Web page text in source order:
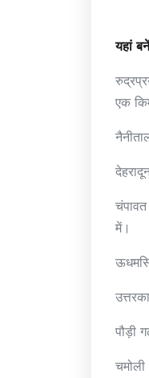
यहां
एक
में।
पौड़ी